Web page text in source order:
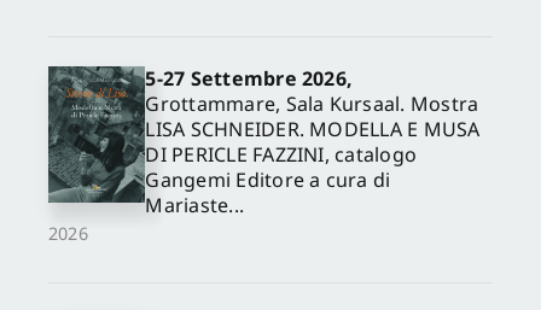
2026
5-27 Settembre 2026,
Grottammare, Sala Kursaal. Mostra
LISA SCHNEIDER. MODELLA E MUSA
DI PERICLE FAZZINI, catalogo
Gangemi Editore a cura di
Mariaste...